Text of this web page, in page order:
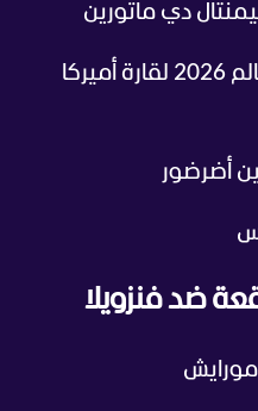
دي ماتورين
: تصفيات كأس العالم 2026 لقارة أميركا
أضرضور
ضد فنزويلا
مورايش